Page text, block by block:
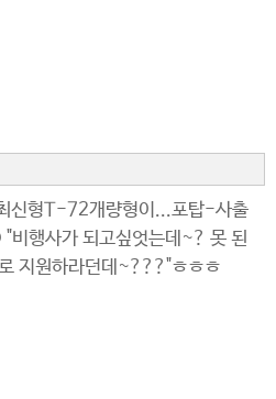
신형T-72개량형이...포탑-사출
비행사가 되고싶엇는데~? 못 된
지원하라던데~???"ㅎㅎㅎ